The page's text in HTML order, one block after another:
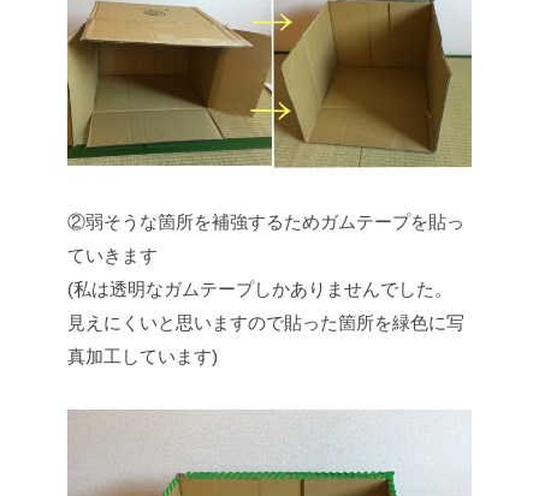
②弱そうな箇所を補強するためガムテープを貼っ
ていきます
(私は透明なガムテープしかありませんでした。
見えにくいと思いますので貼った箇所を緑色に写
真加工しています)